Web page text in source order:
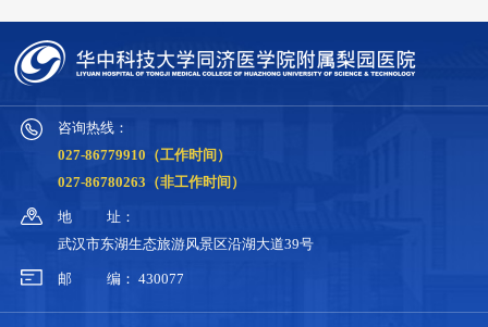
咨询热线：
027-86779910（工作时间）
027-86780263（非工作时间）
地
址：
武汉市东湖生态旅游风景区沿湖大道39号
邮 编： 430077